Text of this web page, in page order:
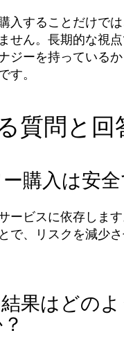
入することだけで
せん。長期的な視
ジーを持っている
す。
質問と回
購入は安
ービスに依存しま
で、リスクを減少
果はどの